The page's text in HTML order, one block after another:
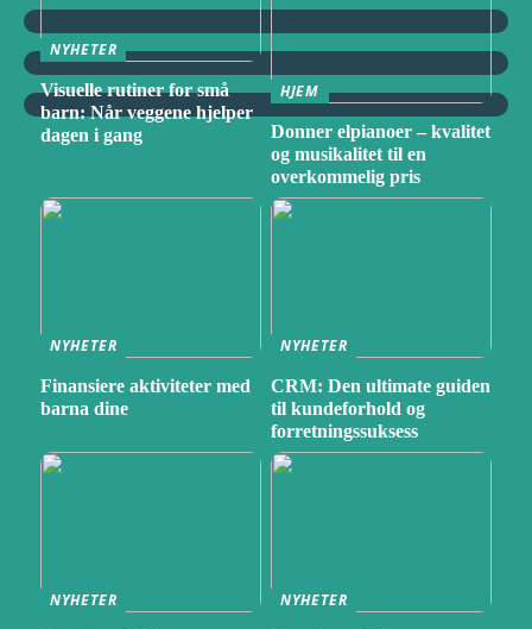
NYHETER
Visuelle rutiner for små
barn: Når veggene hjelper
dagen i gang
HJEM
Donner elpianoer – kvalitet
og musikalitet til en
overkommelig pris
NYHETER
Finansiere aktiviteter med
barna dine
NYHETER
CRM: Den ultimate guiden
til kundeforhold og
forretningssuksess
NYHETER NYHETER